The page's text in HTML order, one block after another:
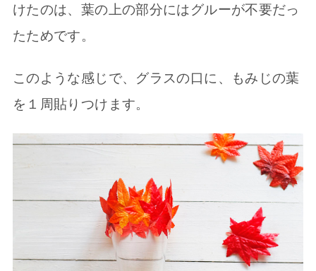
けたのは、葉の上の部分にはグルーが不要だっ
たためです。
このような感じで、グラスの口に、もみじの葉
を１周貼りつけます。